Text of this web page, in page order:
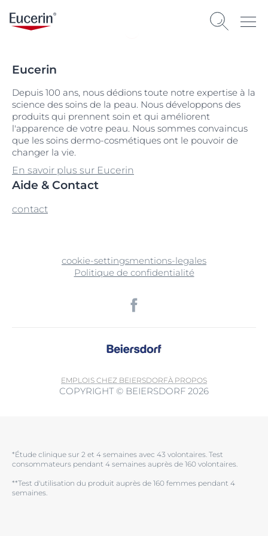
Eucerin
Depuis 100 ans, nous dédions toute notre expertise à la
science des soins de la peau. Nous développons des
produits qui prennent soin et qui améliorent
l'apparence de votre peau. Nous sommes convaincus
que les soins dermo-cosmétiques ont le pouvoir de
changer la vie.
En savoir plus sur Eucerin
Aide & Contact
contact
cookie-settingsmentions-legales
Politique de confidentialité
EMPLOIS CHEZ BEIERSDORFÀ PROPOS
COPYRIGHT © BEIERSDORF 2026
*Étude clinique sur 2 et 4 semaines avec 43 volontaires. Test
consommateurs pendant 4 semaines auprès de 160 volontaires.
**Test d'utilisation du produit auprès de 160 femmes pendant 4
semaines.